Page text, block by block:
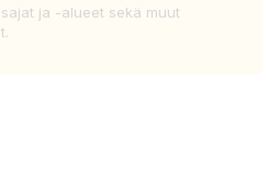
ja -alueet sekä muut